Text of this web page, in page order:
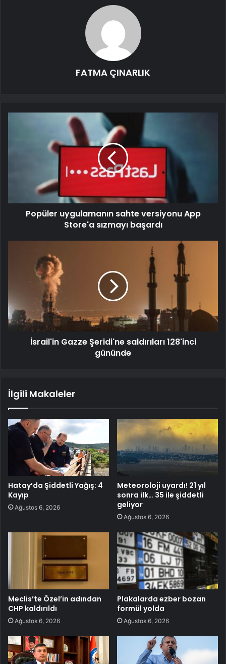
FATMA ÇINARLIK
Popüler uygulamanın sahte versiyonu App
Store'a sızmayı başardı
İsrail'in Gazze Şeridi'ne saldırıları 128'inci
gününde
İlgili Makaleler
Hatay’da Şiddetli Yağış: 4
Kayıp
Ağustos 6, 2026
Meteoroloji uyardı! 21 yıl
sonra ilk… 35 ile şiddetli
geliyor
Ağustos 6, 2026
Meclis’te Özel’in adından
CHP kaldırıldı
Ağustos 6, 2026
Plakalarda ezber bozan
formül yolda
Ağustos 6, 2026